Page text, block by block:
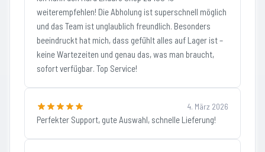
weiterempfehlen! Die Abholung ist superschnell möglich
und das Team ist unglaublich freundlich. Besonders
beeindruckt hat mich, dass gefühlt alles auf Lager ist –
keine Wartezeiten und genau das, was man braucht,
sofort verfügbar. Top Service!
4. März 2026
Perfekter Support, gute Auswahl, schnelle Lieferung!